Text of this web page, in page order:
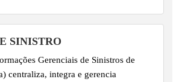
revisados, em virtude da
fornecedores dos dados - Corpo de
SINISTRO
Gerenciais de Sinistros de
centraliza, integra e gerencia